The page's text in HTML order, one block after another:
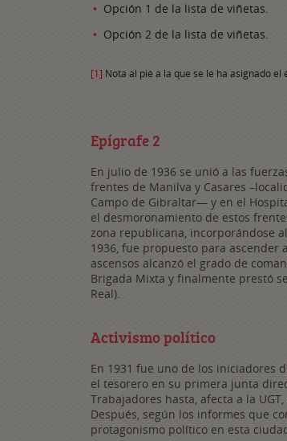
Opción 1 de la lista de viñetas.
Opción 2 de la lista de viñetas.
[1] Nota al pié a la que se le ha asignado el
Epígrafe 2
En julio de 1936 se unió a las
frentes de Manilva y Casares
Campo de Gibraltar— y en el
el desmoronamiento de estos
zona republicana, incorporándose
1936, fue propuesto para ascender
ascensos alcanzó el grado de
Brigada Mixta y finalmente prestó
Real).
Activismo político
En 1931 fue uno de los iniciadores
el tesorero en su primera junta
Trabajadores hasta, afecta a la
Después, según los informes que
protagonismo político en esta